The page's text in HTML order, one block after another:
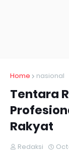
Home nasional
Tentara
Rakyat
Redaksi